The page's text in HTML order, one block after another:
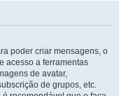
poder criar mensagens, o
acesso a ferramentas
de avatar,
de grupos, etc.